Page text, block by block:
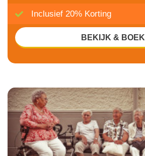
Inclusief 20% Korting
BEKIJK & BOEK